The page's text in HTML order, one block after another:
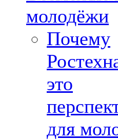
молодёжи
Почему
это
для